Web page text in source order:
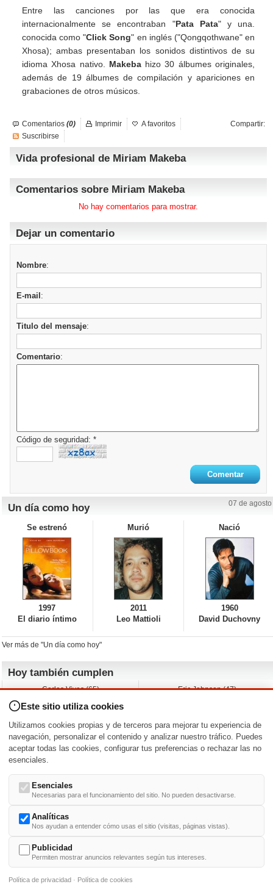
Entre las canciones por las que era conocida
internacionalmente se encontraban "Pata Pata" y una.
conocida como "Click Song" en inglés ("Qongqothwane" en
Xhosa); ambas presentaban los sonidos distintivos de su
idioma Xhosa nativo. Makeba hizo 30 álbumes originales,
además de 19 álbumes de compilación y apariciones en
grabaciones de otros músicos.
Comentarios (0) Compartir:
Imprimir
A favoritos
Suscribirse
Vida profesional de Miriam Makeba
Comentarios sobre Miriam Makeba
No hay comentarios para mostrar.
Dejar un comentario
Nombre:
E-mail :
Titulo del mensaje:
Comentario:
Código de seguridad: *
Un día como hoy 07 de agosto
Se estrenó
1997
El diario íntimo
Murió
2011
Leo Mattioli
Nació
1960
David Duchovny
Ver más de "Un día como hoy"
Hoy también cumplen
Carlos Vives (65)
Nicholas Ray (-)
Charlize Theron (51)
Maggie Wheeler (65)
Eric Johnson (47)
Wayne Knight (71)
Michael Shannon (52)
Nacimientos y estrenos en la fecha
DD/MM /
-U- V- W- X - -
Este sitio utiliza cookies
Utilizamos cookies propias y de terceros para mejorar tu experiencia de
navegación, personalizar el contenido y analizar nuestro tráfico. Puedes
aceptar todas las cookies, configurar tus preferencias o rechazar las no
esenciales.
Esenciales
Necesarias para el funcionamiento del sitio. No pueden desactivarse.
Analíticas
Nos ayudan a entender cómo usas el sitio (visitas, páginas vistas).
Publicidad
Permiten mostrar anuncios relevantes según tus intereses.
Política de privacidad · Política de cookies